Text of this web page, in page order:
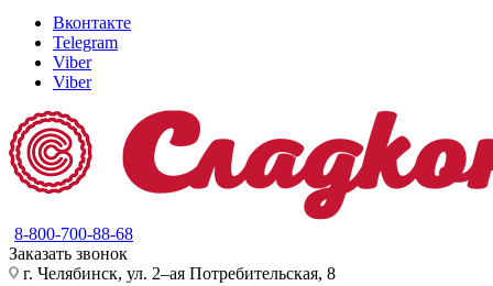
Вконтакте
Telegram
Viber
Viber
8-800-700-88-68
Заказать звонок
г. Челябинск, ул. 2–ая Потребительская, 8